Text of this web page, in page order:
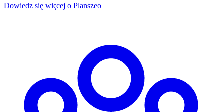
Dowiedz się więcej o Planszeo